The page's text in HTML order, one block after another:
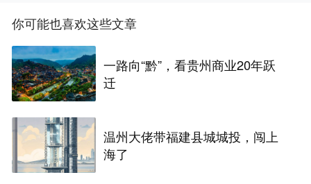
你可能也喜欢这些文章
一路向“黔”，看贵州商业20年跃
迁
温州大佬带福建县城城投，闯上
海了